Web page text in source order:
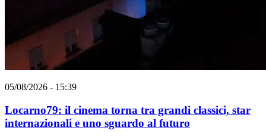
05/08/2026 - 15:39
Locarno79: il cinema torna tra grandi classici, star
internazionali e uno sguardo al futuro